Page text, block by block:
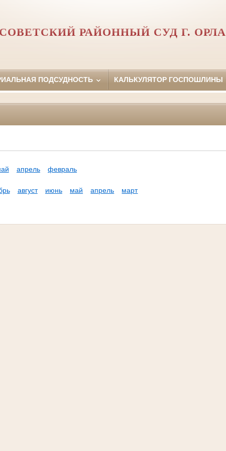
СОВЕТСКИЙ РАЙОННЫЙ СУД Г. ОРЛА
ПОДСУДНОСТЬ КАЛЬКУЛЯТОР ГОСПОШЛИНЫ
апрель
февраль
август июнь май апрель
март